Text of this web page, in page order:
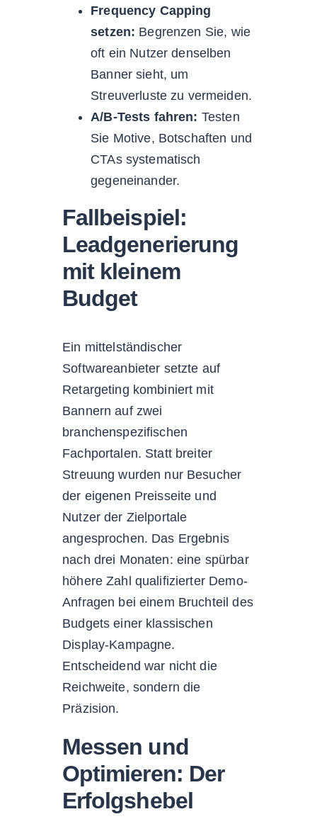
Frequency Capping
setzen: Begrenzen Sie, wie
oft ein Nutzer denselben
Banner sieht, um
Streuverluste zu vermeiden.
A/B-Tests fahren: Testen
Sie Motive, Botschaften und
CTAs systematisch
gegeneinander.
Fallbeispiel:
Leadgenerierung
mit kleinem
Budget
Ein mittelständischer
Softwareanbieter setzte auf
Retargeting kombiniert mit
Bannern auf zwei
branchenspezifischen
Fachportalen. Statt breiter
Streuung wurden nur Besucher
der eigenen Preisseite und
Nutzer der Zielportale
angesprochen. Das Ergebnis
nach drei Monaten: eine spürbar
höhere Zahl qualifizierter Demo-
Anfragen bei einem Bruchteil des
Budgets einer klassischen
Display-Kampagne.
Entscheidend war nicht die
Reichweite, sondern die
Präzision.
Messen und
Optimieren: Der
Erfolgshebel